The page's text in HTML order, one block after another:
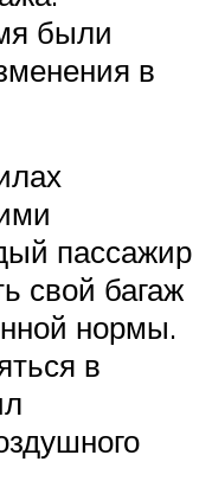
были
в
пассажир
свой багаж
нормы.
в